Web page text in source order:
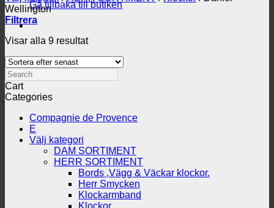
Gå tillbaka till butiken
Wellington
Filtrera
Visar alla 9 resultatSortera
senaste
Search
Cart
Categories
Compagnie de Provence
E
Välj kategori
DAM SORTIMENT
HERR SORTIMENT
Bords ,Vägg & Väckar klockor.
Herr Smycken
Klockarmband
Klockor